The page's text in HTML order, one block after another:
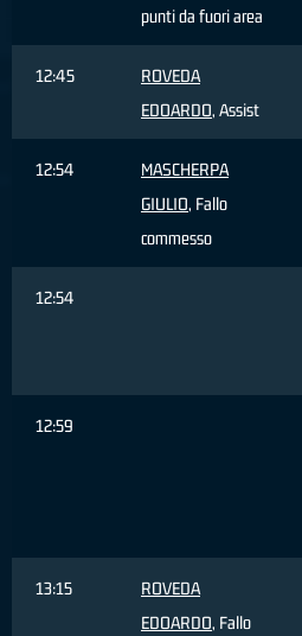
punti da fuori area
12:45
ROVEDA
EDOARDO, Assist
12:54
MASCHERPA
GIULIO, Fallo
commesso
12:54
12:59
13:15
ROVEDA
EDOARDO, Fallo